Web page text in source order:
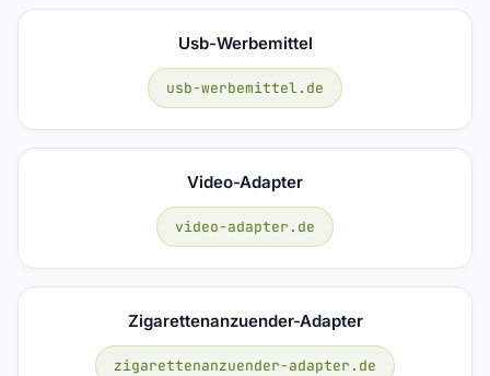
Usb-Werbemittel
usb-werbemittel.de
Video-Adapter
video-adapter.de
Zigarettenanzuender-Adapter
zigarettenanzuender-adapter.de